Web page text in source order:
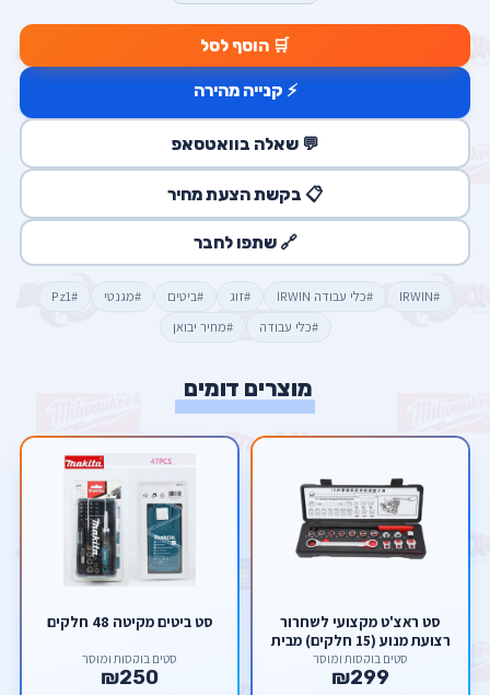
🛒 הוסף לסל
⚡ קנייה מהירה
💬 שאלה בוואטסאפ
📋 בקשת הצעת מחיר
🔗 שתפו לחבר
#IRWIN #כלי עבודה IRWIN #זוג #ביטים #מגנטי
#Pz1
#כלי עבודה
#מחיר יבואן
מוצרים דומים
סט ראצ'ט מקצועי לשחרור
רצועת מנוע (15 חלקים) מבית
Scorpion – מנגנון 72 שיניים
מפלדת CR-V
סטים בוקסות ומוסך
₪299
סט ביטים מקיטה 48 חלקים
סטים בוקסות ומוסך
₪250